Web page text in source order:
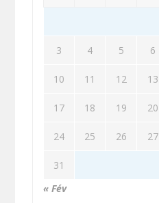
3 4 5 6
10 11 12 13
17 18 19 20
24 25 26 27
31
« Fév